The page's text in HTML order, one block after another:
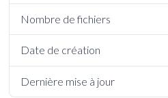
Nombre de fichiers
Date de création
Dernière mise à jour